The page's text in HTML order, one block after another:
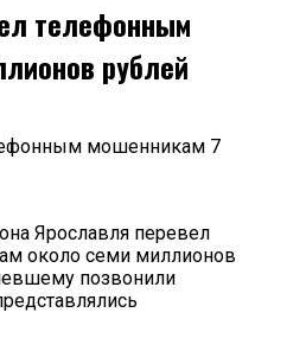
телефонным
рублей
мошенникам 7
Ярославля перевел
около семи миллионов
позвонили